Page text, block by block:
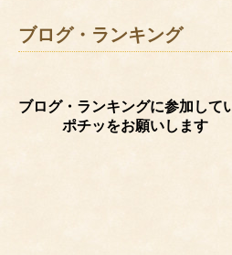
ブログ・ランキング
ブログ・ランキングに参加して
ポチッをお願いします